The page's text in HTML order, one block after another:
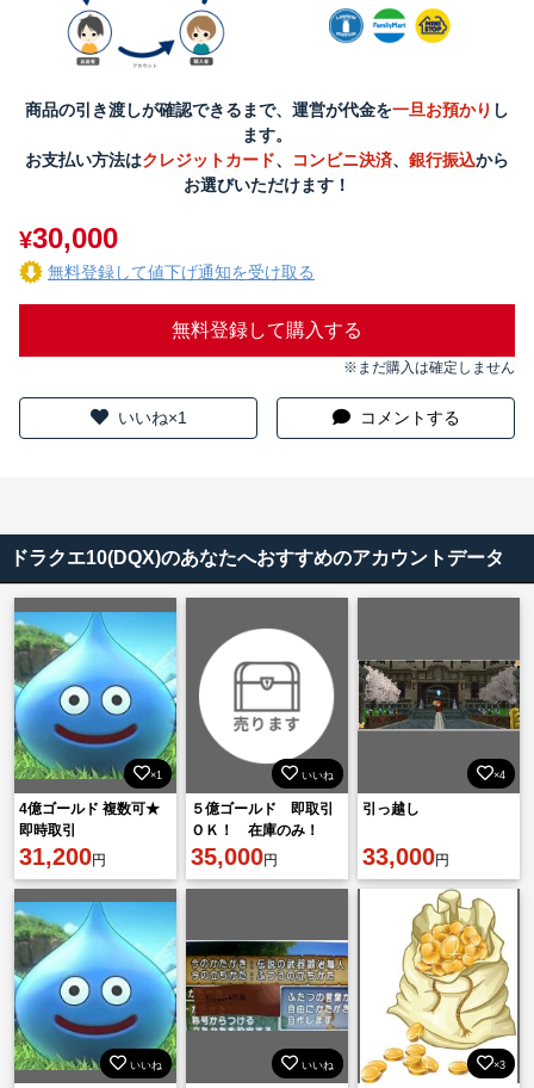
商品の引き渡しが確認できるまで、運営が代金を一旦お預かり し
ます。
お支払い方法はクレジットカード、 コンビニ決済、 銀行振込から
お選びいただけます！
¥30,000
無料登録して値下げ通知を受け取る
無料登録して購入する
※まだ購入は確定しません
いいね×1 コメントする
ドラクエ10(DQX)のあなたへおすすめのアカウントデータ
×1
4億ゴールド 複数可★
即時取引
31,200円
いいね
５億ゴールド 即取引
ＯＫ！ 在庫のみ！
35,000円
×4
引っ越し
33,000円
いいね いいね ×3